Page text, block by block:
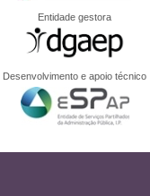
Entidade gestora
Desenvolvimento e apoio técnico